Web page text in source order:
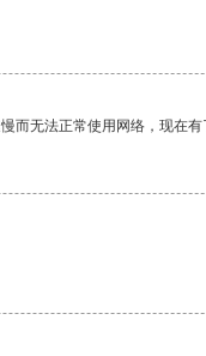
无法正常使用网络，现在有